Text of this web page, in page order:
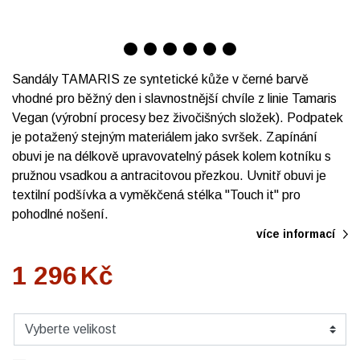
Sandály TAMARIS ze syntetické kůže v černé barvě
vhodné pro běžný den i slavnostnější chvíle z linie Tamaris
Vegan (výrobní procesy bez živočišných složek). Podpatek
je potažený stejným materiálem jako svršek. Zapínání
obuvi je na délkově upravovatelný pásek kolem kotníku s
pružnou vsadkou a antracitovou přezkou. Uvnitř obuvi je
textilní podšívka a vyměkčená stélka "Touch it" pro
pohodlné nošení.
více informací
1 296Kč